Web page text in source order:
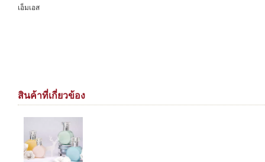
เอ็มเอส
สินค้าที่เกี่ยวข้อง